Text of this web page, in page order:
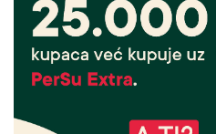
"JEŽIM SE
brutalno o
SA
ISKRENA
MAĐARI